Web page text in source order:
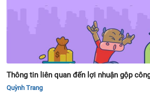
Thông tin liên quan đến lợi nhuận gộp
Quỳnh Trang